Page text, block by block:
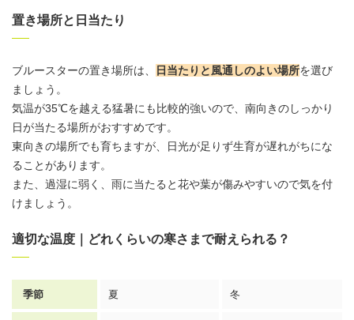
置き場所と日当たり
ブルースターの置き場所は、 日当たりと風通しのよい場所を選び
ましょう。
気温が35℃を越える猛暑にも比較的強いので、南向きのしっかり
日が当たる場所がおすすめです。
東向きの場所でも育ちますが、日光が足りず生育が遅れがちにな
ることがあります。
また、過湿に弱く、雨に当たると花や葉が傷みやすいので気を付
けましょう。
適切な温度｜どれくらいの寒さまで耐えられる？
季節 夏 冬